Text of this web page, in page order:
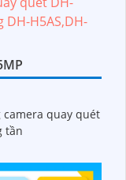
camera quay quét
tần